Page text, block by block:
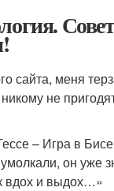
сайта, меня
не
– Игра в
он
вдох и выдох…»